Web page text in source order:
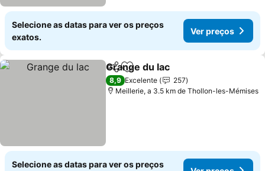
Selecione as datas para ver os preços
exatos.
Ver preços
PartilharAdicionar aos favoritos
Grange du lac
8,9 Excelente
257
Meillerie, a 3.5 km de Thollon-les-Mémises
Selecione as datas para ver os preços